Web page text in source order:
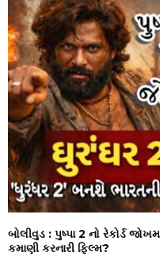
બોલીવુડ : પુષ્પા 2 નો રેકોર્ડ
કમાણી કરનારી ફિલ્મ?